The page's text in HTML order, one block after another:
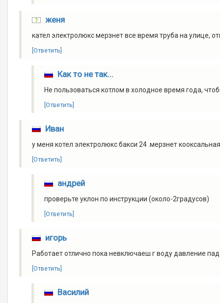
женя
кател электролюкс мерзнет все время труба на улице,
[Ответить]
Как то не так...
Не пользоваться котлом в холодное время года,
[Ответить]
Иван
у меня котел электролюкс бакси 24 .мерзнет
[Ответить]
андрей
проверьте уклон по инструкции (около-2градусов)
[Ответить]
игорь
Работает отлично пока невключаеш г воду давление
[Ответить]
Василий